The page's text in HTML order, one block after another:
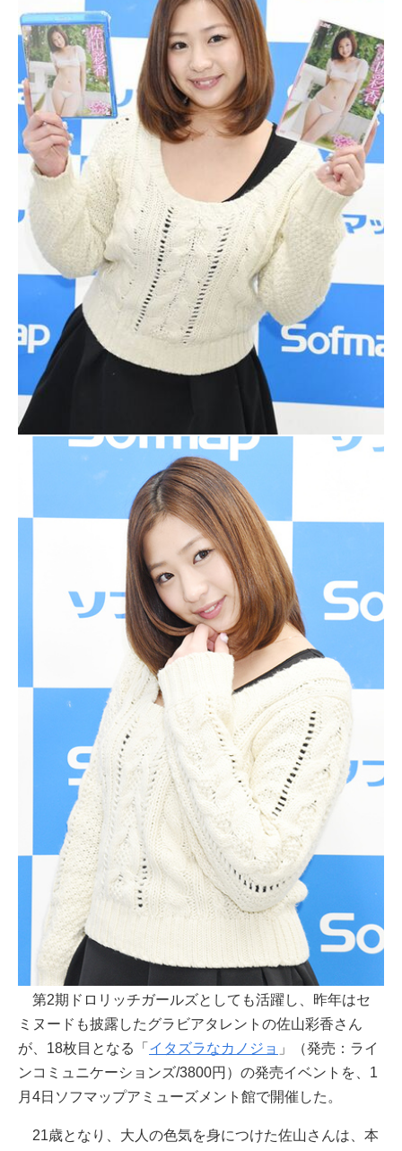
第2期ドロリッチガールズとしても活躍し、昨年はセ
ミヌードも披露したグラビアタレントの佐山彩香さん
が、18枚目となる「 イタズラなカノジョ 」（発売：ライ
ンコミュニケーションズ/3800円）の発売イベントを、1
月4日ソフマップアミューズメント館で開催した。
21歳となり、大人の色気を身につけた佐山さんは、本